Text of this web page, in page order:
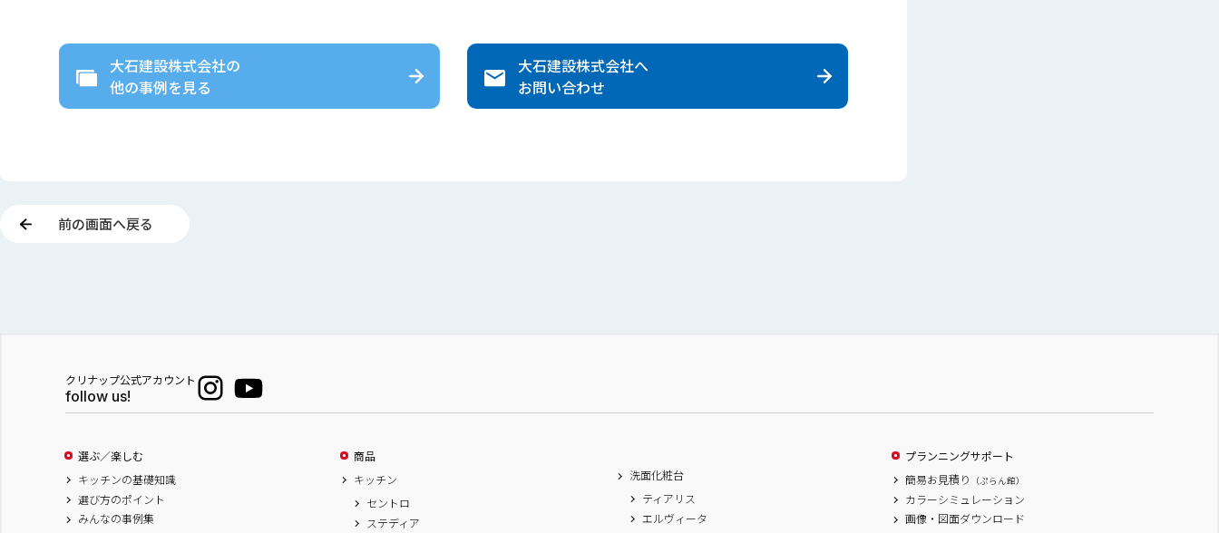
大石建設株式会社の
他の事例を見る
大石建設株式会社へ
お問い合わせ
前の画面へ戻る
クリナップ公式アカウント
follow us!
選ぶ／楽しむ
キッチンの基礎知識
選び方のポイント
みんなの事例集
商品
キッチン
セントロ
ステディア
洗面化粧台
ティアリス
エルヴィータ
プランニングサポート
簡易お見積り
（ぷらん館）
カラーシミュレーション
画像・図面ダウンロード